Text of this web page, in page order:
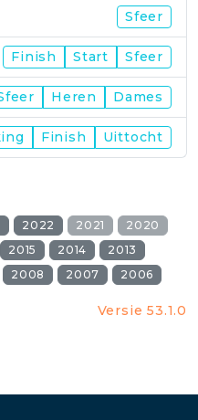
Sfeer
Finish Start Sfeer
Heren Dames
Finish Uittocht
2022 2021
2020
2015 2014
2013
2008 2007 2006
Versie 53.1.0